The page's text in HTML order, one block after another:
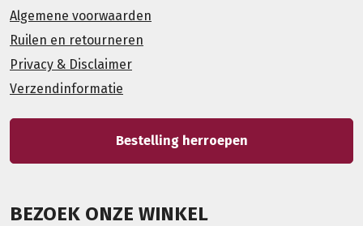
Algemene voorwaarden
Ruilen en retourneren
Privacy & Disclaimer
Verzendinformatie
Bestelling herroepen
BEZOEK ONZE WINKEL